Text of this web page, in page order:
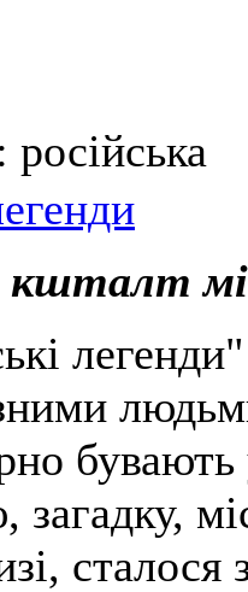
російська
кшталт
загадку,